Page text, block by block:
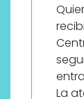
La